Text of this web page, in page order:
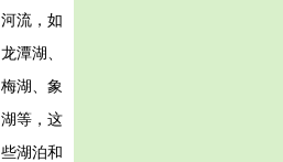
河流，如
龙潭湖、
梅湖、象
湖等，这
些湖泊和